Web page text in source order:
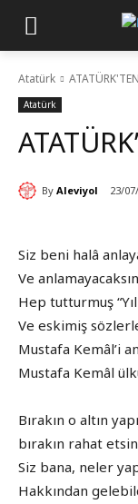
Atatürk
Atatürk
By Aleviyol 23/
Siz beni halâ
Ve
Hep tutturmuş “Yıl
Ve eskimiş
Mustafa Kemâl’i
Mustafa Kemâl
Bırakın o altın
bırakın rahat
Siz bana, neler
Hakkından